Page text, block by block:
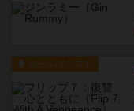
ルール/インスト